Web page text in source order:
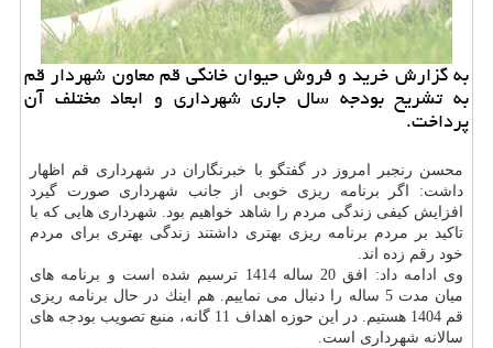
به گزارش خرید و فروش حیوان خانگی قم معاون شهردار قم
به تشریح بودجه سال جاری شهرداری و ابعاد مختلف آن
پرداخت.
محسن رنجبر امروز در گفتگو با خبرنگاران در شهرداری قم اظهار
داشت: اگر برنامه ریزی خوبی از جانب شهرداری صورت گیرد
افزایش كیفی زندگی مردم را شاهد خواهیم بود. شهرداری هایی كه با
تاكید بر مردم برنامه ریزی بهتری داشتند زندگی بهتری برای مردم
خود رقم زده‎ اند.
وی ادامه داد: افق 20 ساله 1414 ترسیم شده است و برنامه های
میان مدت 5 ساله را دنبال می نماییم. هم اینك در حال برنامه ریزی
قم 1404 هستیم. در این حوزه اهداف 11 گانه، منبع تصویب بودجه های
سالانه شهرداری است.